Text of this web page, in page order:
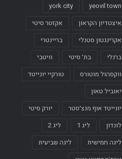
yeovil town
york city
איצטדיון הקראון
אקזטר סיטי
אקרינגטון סטנלי
בריינטרי
ברנלי
בת׳ סיטי
וויטבי
ווקסהול מוטורס
טורקיי יונייטד
יאוביל טאון
יונייטד אוף מנצ׳סטר
יורק סיטי
לונדון
ליג 1
ליג 2
ליגה חמישית
ליגה שביעית